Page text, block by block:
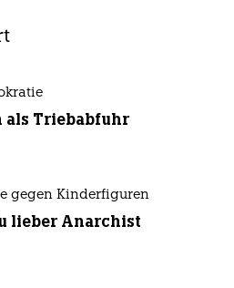
als Triebabfuhr
gegen Kinderfiguren
lieber Anarchist